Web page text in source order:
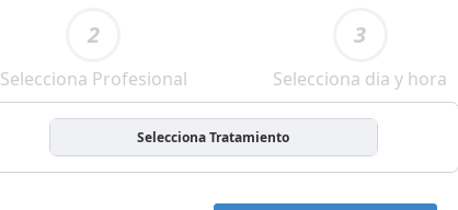
2
Selecciona Profesional
3
Selecciona dia y hora
Selecciona Tratamiento